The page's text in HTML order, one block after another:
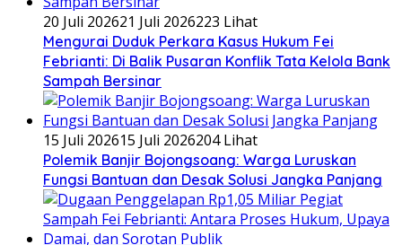
20 Juli 202621 Juli 2026223 Lihat
​Mengurai Duduk Perkara Kasus Hukum Fei
Febrianti: Di Balik Pusaran Konflik Tata Kelola Bank
Sampah Bersinar
15 Juli 202615 Juli 2026204 Lihat
Polemik Banjir Bojongsoang: Warga Luruskan
Fungsi Bantuan dan Desak Solusi Jangka Panjang